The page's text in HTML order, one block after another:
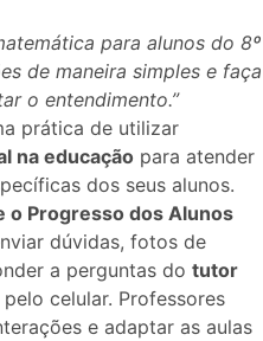
para alunos do 8º
de maneira simples e faça
o entendimento.”
prática de utilizar
na educação para atender
dos seus alunos.
o Progresso dos Alunos
dúvidas, fotos de
a perguntas do tutor
celular. Professores
e adaptar as aulas